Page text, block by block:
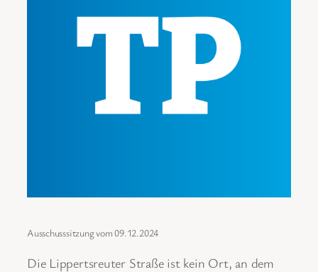
Ausschusssitzung vom 09.12.2024
Die Lippertsreuter Straße ist kein Ort, an dem